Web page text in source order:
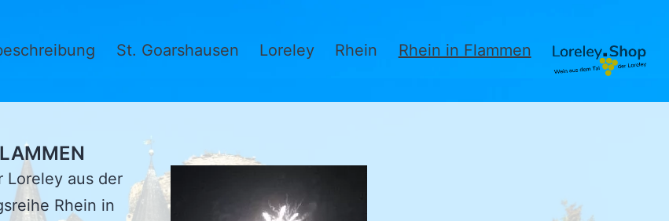
St. Goarshausen Loreley Rhein Rhein in Flammen
Loreley aus der
Rhein in